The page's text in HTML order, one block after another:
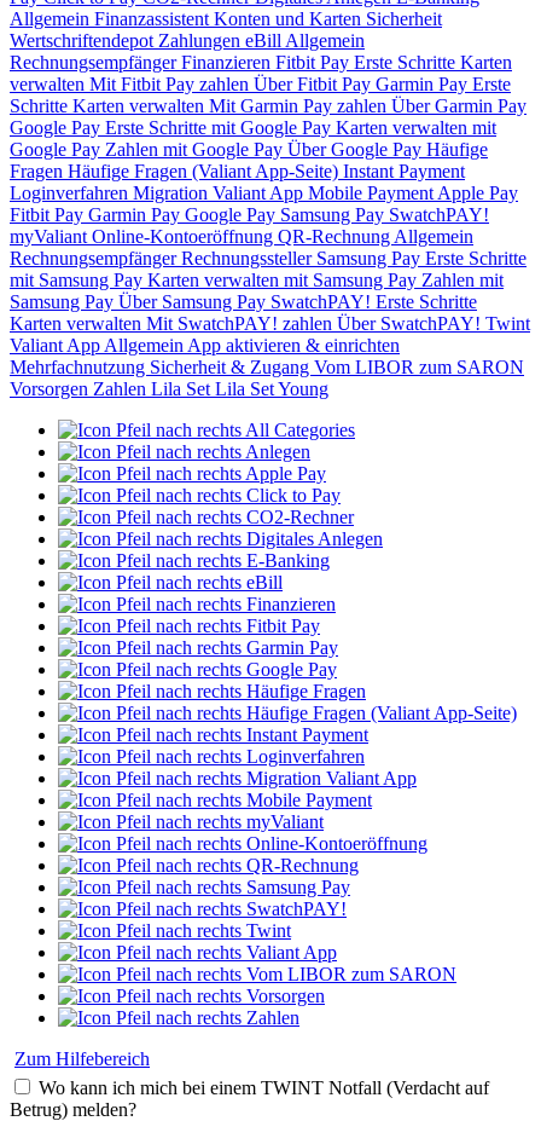
Allgemein Finanzassistent Konten und Karten Sicherheit
Wertschriftendepot Zahlungen eBill Allgemein
RechnungsempfängerFinanzieren Fitbit Pay Erste Schritte Karten
verwalten Mit Fitbit Pay zahlen Über Fitbit Pay Garmin Pay Erste
Schritte Karten verwalten Mit Garmin Pay zahlen Über Garmin Pay
Google Pay Erste Schritte mit Google Pay Karten verwalten mit
Google Pay Zahlen mit Google Pay Über Google Pay Häufige
Fragen Häufige Fragen (Valiant App-Seite) Instant Payment
Loginverfahren Migration Valiant App Mobile Payment Apple Pay
Fitbit Pay Garmin Pay Google Pay Samsung Pay SwatchPAY!
myValiant Online-Kontoeröffnung QR-Rechnung Allgemein
RechnungsempfängerRechnungssteller Samsung Pay Erste Schritte
mit Samsung Pay Karten verwalten mit Samsung Pay Zahlen mit
Samsung Pay Über Samsung Pay SwatchPAY! Erste Schritte
Karten verwalten Mit SwatchPAY! zahlen Über SwatchPAY! Twint
Valiant App Allgemein App aktivieren & einrichten
Mehrfachnutzung Sicherheit & Zugang Vom LIBOR zum SARON
Vorsorgen Zahlen Lila Set Lila Set Young
All Categories
Anlegen
Apple Pay
Click to Pay
CO2-Rechner
Digitales Anlegen
E-Banking
eBill
Finanzieren
Fitbit Pay
Garmin Pay
Google Pay
Häufige Fragen
Häufige Fragen (Valiant App-Seite)
Instant Payment
Loginverfahren
Migration Valiant App
Mobile Payment
myValiant
Online-Kontoeröffnung
QR-Rechnung
Samsung Pay
SwatchPAY!
Twint
Valiant App
Vom LIBOR zum SARON
Vorsorgen
Zahlen
Zum Hilfebereich
Wo kann ich mich bei einem TWINT Notfall (Verdacht auf
Betrug) melden?